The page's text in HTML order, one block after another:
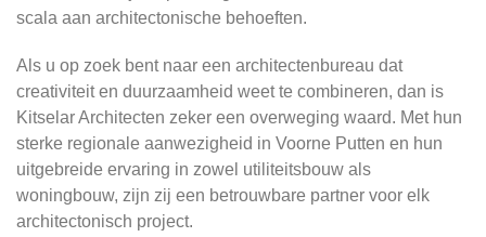
scala aan architectonische behoeften.
Als u op zoek bent naar een architectenbureau dat
creativiteit en duurzaamheid weet te combineren, dan is
Kitselar Architecten zeker een overweging waard. Met hun
sterke regionale aanwezigheid in Voorne Putten en hun
uitgebreide ervaring in zowel utiliteitsbouw als
woningbouw, zijn zij een betrouwbare partner voor elk
architectonisch project.